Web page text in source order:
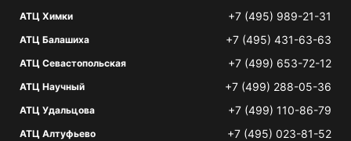
АТЦ Химки +7 (495) 989-21-31
АТЦ Балашиха +7 (495) 431-63-63
АТЦ Севастопольская +7 (499) 653-72-12
АТЦ Научный +7 (499) 288-05-36
АТЦ Удальцова +7 (499) 110-86-79
АТЦ Алтуфьево +7 (495) 023-81-52